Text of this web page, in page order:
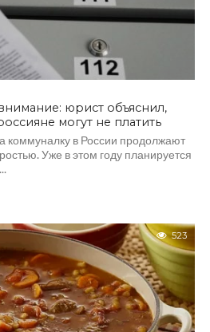
юрист объяснил,
могут не платить
коммуналку в России продолжают
Уже в этом году планируется
523